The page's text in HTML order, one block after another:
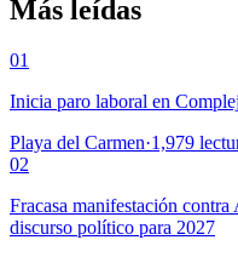
Más leídas
01
Inicia paro laboral en
Playa del Carmen·1,979
02
Fracasa manifestación contra
discurso político para 2027